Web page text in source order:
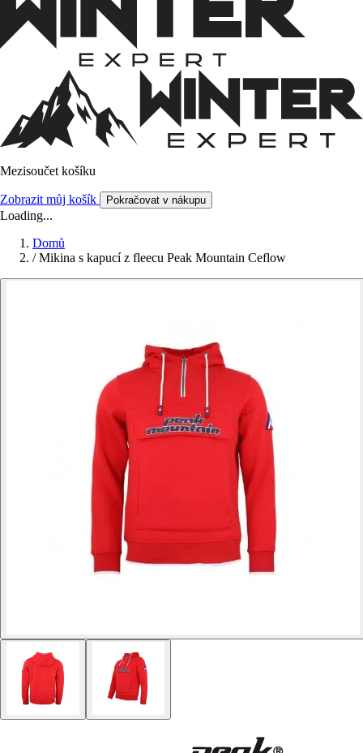
Mezisoučet košíku
Zobrazit můj košík Pokračovat v nákupu
Loading...
Domů
/ Mikina s kapucí z fleecu Peak Mountain Ceflow